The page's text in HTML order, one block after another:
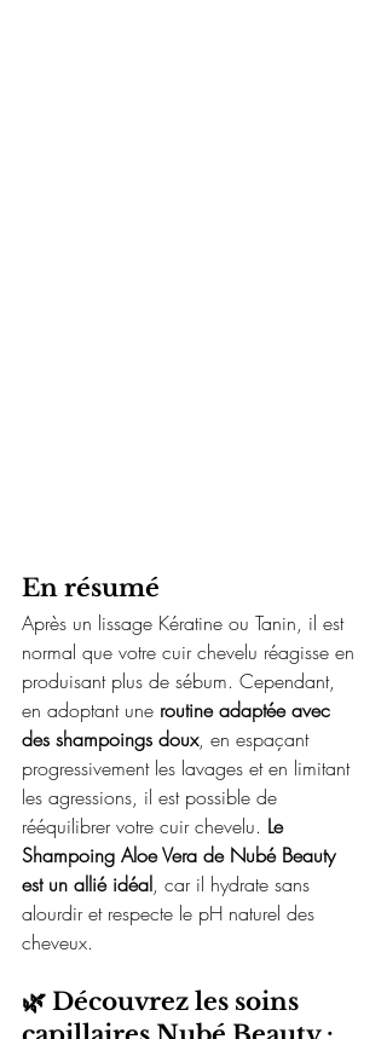
En résumé
Après un lissage Kératine ou Tanin, il est
normal que votre cuir chevelu réagisse en
produisant plus de sébum. Cependant,
en adoptant une routine adaptée avec
des shampoings doux, en espaçant
progressivement les lavages et en limitant
les agressions, il est possible de
rééquilibrer votre cuir chevelu. Le
Shampoing Aloe Vera de Nubé Beauty
est un allié idéal, car il hydrate sans
alourdir et respecte le pH naturel des
cheveux.
🌿 Découvrez les soins